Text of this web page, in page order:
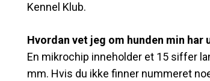
Kennel Klub.
Hvordan vet jeg om hunden min
En mikrochip inneholder et 15 siffer
mm. Hvis du ikke finner nummeret